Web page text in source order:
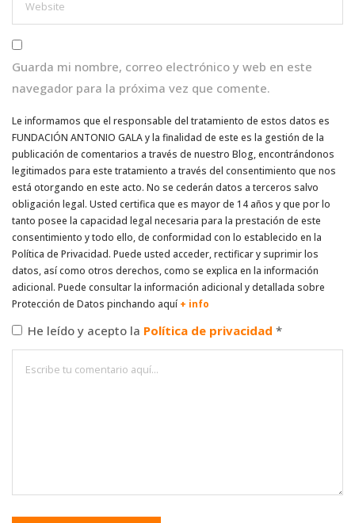
Guarda mi nombre, correo electrónico y web en este
navegador para la próxima vez que comente.
Le informamos que el responsable del tratamiento de estos datos es
FUNDACIÓN ANTONIO GALA y la finalidad de este es la gestión de la
publicación de comentarios a través de nuestro Blog, encontrándonos
legitimados para este tratamiento a través del consentimiento que nos
está otorgando en este acto. No se cederán datos a terceros salvo
obligación legal. Usted certifica que es mayor de 14 años y que por lo
tanto posee la capacidad legal necesaria para la prestación de este
consentimiento y todo ello, de conformidad con lo establecido en la
Política de Privacidad. Puede usted acceder, rectificar y suprimir los
datos, así como otros derechos, como se explica en la información
adicional. Puede consultar la información adicional y detallada sobre
Protección de Datos pinchando aquí + info
He leído y acepto la Política de privacidad *